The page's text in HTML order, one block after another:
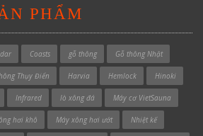
PHẨM
Coasts gỗ thông Gỗ thông Nhật
Thụy Điển Harvia Hemlock Hinoki
Infrared lò xông đá Máy cơ VietSauna
hơi khô Máy xông hơi ướt Nhiệt kế